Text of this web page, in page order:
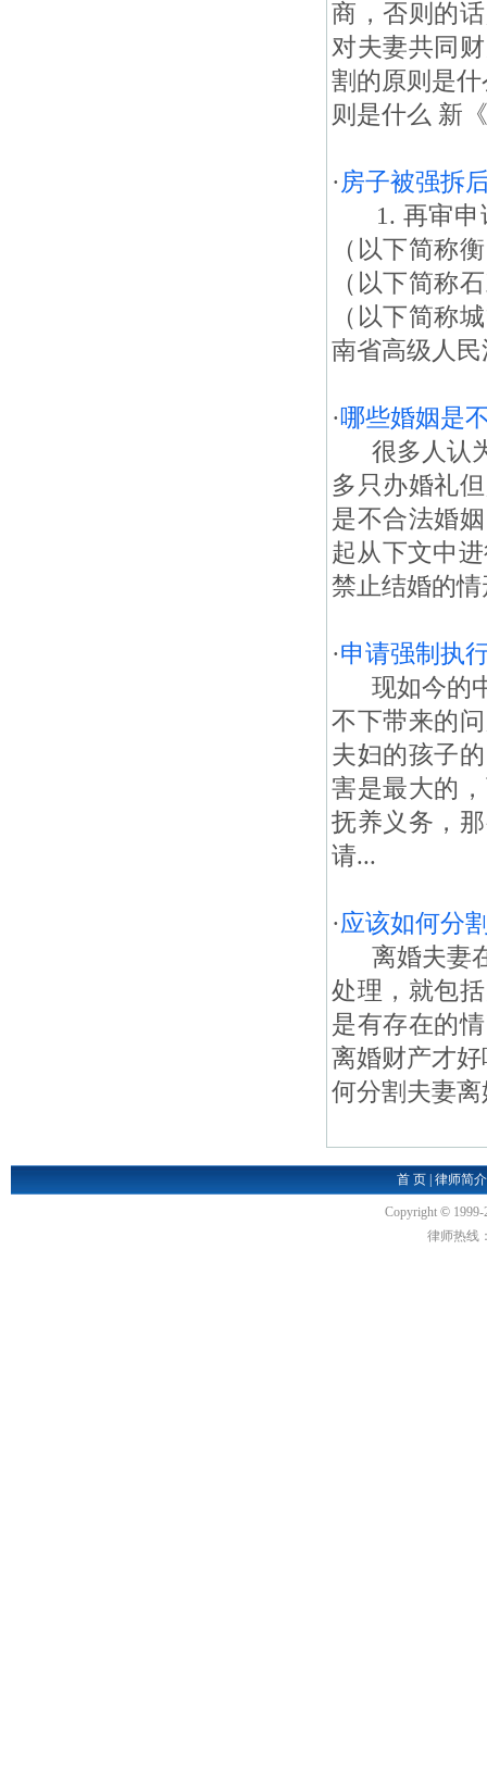
商，否则的
对夫妻共同
割的原则是
则是什么 新
·房子被强拆
1. 再审申
（以下简称
（以下简称
（以下简称
南省高级人
·哪些婚姻是
很多人认为
多只办婚礼
是不合法婚
起从下文中
禁止结婚的
·申请强制执
现如今的中
不下带来的
夫妇的孩子
害是最大的
抚养义务，
请...
·应该如何分
离婚夫妻在
处理，就包
是有存在的
离婚财产才
何分割夫妻
首 页| 律师简介
Copyright ©
律师热线